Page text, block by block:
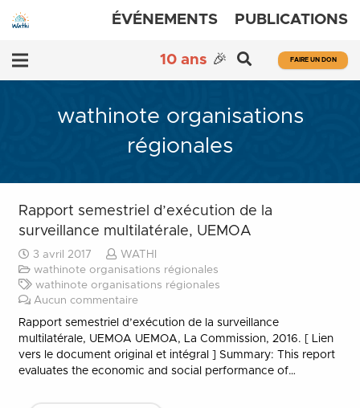
ÉVÉNEMENTS PUBLICATIONS
10 ans 🎉 FAIRE UN DON
wathinote organisations
régionales
Rapport semestriel d’exécution de la
surveillance multilatérale, UEMOA
3 avril 2017
WATHI
wathinote organisations régionales
wathinote organisations régionales
Aucun commentaire
Rapport semestriel d’exécution de la surveillance
multilatérale, UEMOA UEMOA, La Commission, 2016. [ Lien
vers le document original et intégral ] Summary: This report
evaluates the economic and social performance of…